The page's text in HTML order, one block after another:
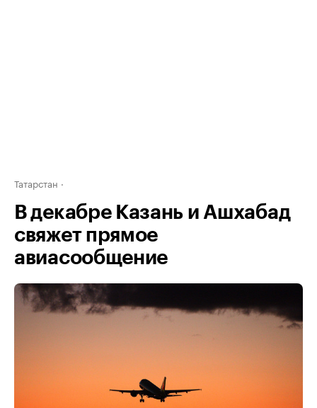
Татарстан
В декабре Казань и Ашхабад
свяжет прямое
авиасообщение